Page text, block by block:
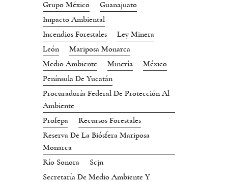
Grupo México
Guanajuato
Impacto Ambiental
Incendios Forestales
Ley Minera
León
Mariposa Monarca
Medio Ambiente
Minería
México
Península De Yucatán
Procuraduría Federal De Protección Al
Ambiente
Profepa
Recursos Forestales
Reserva De La Biósfera Mariposa
Monarca
Río Sonora
Scjn
Secretaría De Medio Ambiente Y